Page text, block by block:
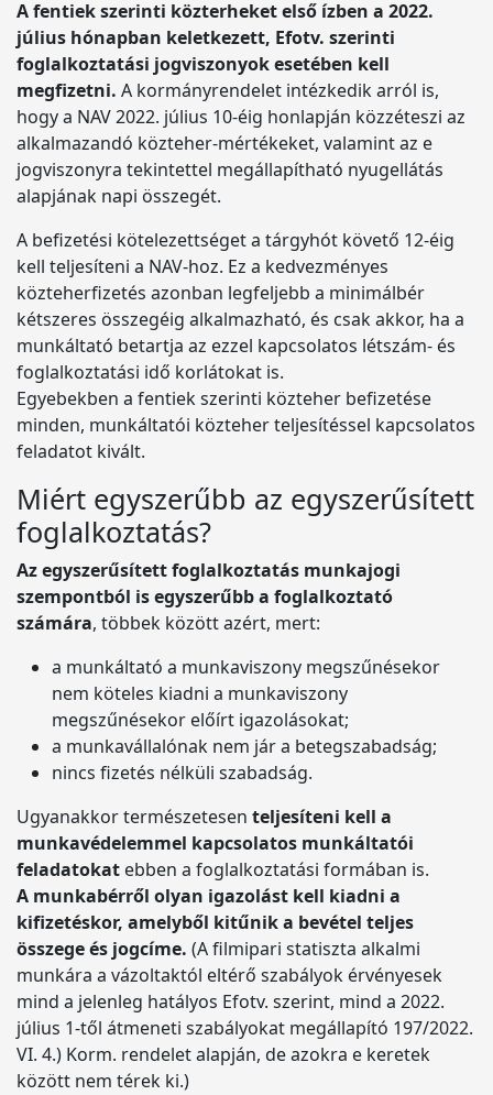
A fentiek szerinti közterheket első ízben a 2022.
július hónapban keletkezett, Efotv. szerinti
foglalkoztatási jogviszonyok esetében kell
megfizetni. A kormányrendelet intézkedik arról is,
hogy a NAV 2022. július 10-éig honlapján közzéteszi az
alkalmazandó közteher-mértékeket, valamint az e
jogviszonyra tekintettel megállapítható nyugellátás
alapjának napi összegét.
A befizetési kötelezettséget a tárgyhót követő 12-éig
kell teljesíteni a NAV-hoz. Ez a kedvezményes
közteherfizetés azonban legfeljebb a minimálbér
kétszeres összegéig alkalmazható, és csak akkor, ha a
munkáltató betartja az ezzel kapcsolatos létszám- és
foglalkoztatási idő korlátokat is.
Egyebekben a fentiek szerinti közteher befizetése
minden, munkáltatói közteher teljesítéssel kapcsolatos
feladatot kivált.
Miért egyszerűbb az egyszerűsített
foglalkoztatás?
Az egyszerűsített foglalkoztatás munkajogi
szempontból is egyszerűbb a foglalkoztató
számára, többek között azért, mert:
a munkáltató a munkaviszony megszűnésekor
nem köteles kiadni a munkaviszony
megszűnésekor előírt igazolásokat;
a munkavállalónak nem jár a betegszabadság;
nincs fizetés nélküli szabadság.
Ugyanakkor természetesen teljesíteni kell a
munkavédelemmel kapcsolatos munkáltatói
feladatokat ebben a foglalkoztatási formában is.
A munkabérről olyan igazolást kell kiadni a
kifizetéskor, amelyből kitűnik a bevétel teljes
összege és jogcíme. (A filmipari statiszta alkalmi
munkára a vázoltaktól eltérő szabályok érvényesek
mind a jelenleg hatályos Efotv. szerint, mind a 2022.
július 1-től átmeneti szabályokat megállapító 197/2022.
VI. 4.) Korm. rendelet alapján, de azokra e keretek
között nem térek ki.)